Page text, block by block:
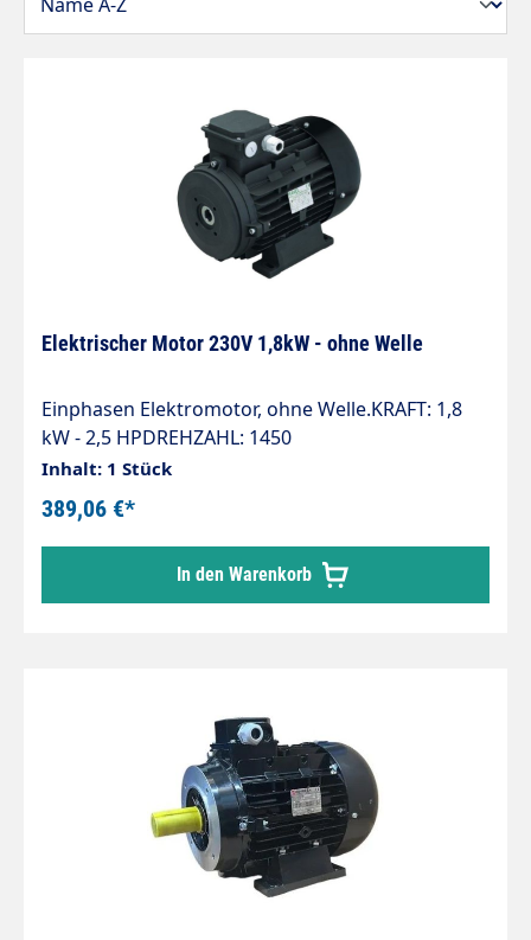
Elektrischer Motor 230V 1,8kW - ohne Welle
Einphasen Elektromotor, ohne Welle.KRAFT: 1,8
kW - 2,5 HPDREHZAHL: 1450
rpmWELLENDURCHMESSER: 24 mmSPANNUNG:
230 V - 50 Hz
Inhalt: 1 Stück
389,06 €*
In den Warenkorb